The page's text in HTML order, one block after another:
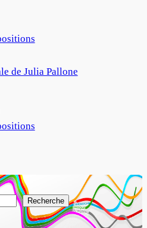
de Julia Pallone
Recherche